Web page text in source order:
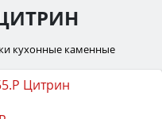
ЦИТРИН
кухонные каменные